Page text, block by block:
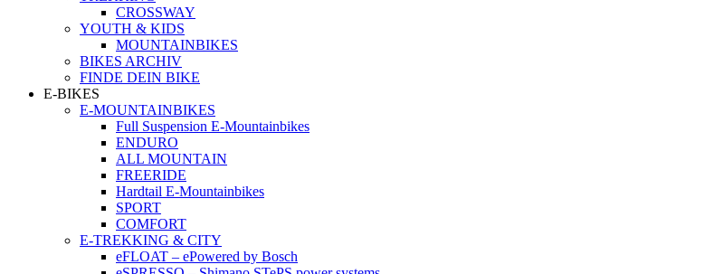
CROSSWAY
YOUTH & KIDS
MOUNTAINBIKES
BIKES ARCHIV
FINDE DEIN BIKE
E-BIKES
E-MOUNTAINBIKES
Full Suspension E-Mountainbikes
ENDURO
ALL MOUNTAIN
FREERIDE
Hardtail E-Mountainbikes
SPORT
COMFORT
E-TREKKING & CITY
eFLOAT – ePowered by Bosch